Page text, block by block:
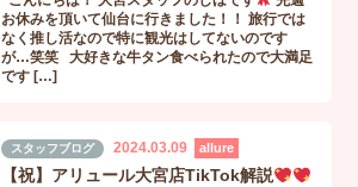
お休みを頂いて仙台に行きました！！ 旅行では
なく推し活なので特に観光はしてないのです
が…笑笑 大好きな牛タン食べられたので大満足
です […]
スタッフブログ 2024.03.09 allure
【祝】アリュール大宮店TikTok解説